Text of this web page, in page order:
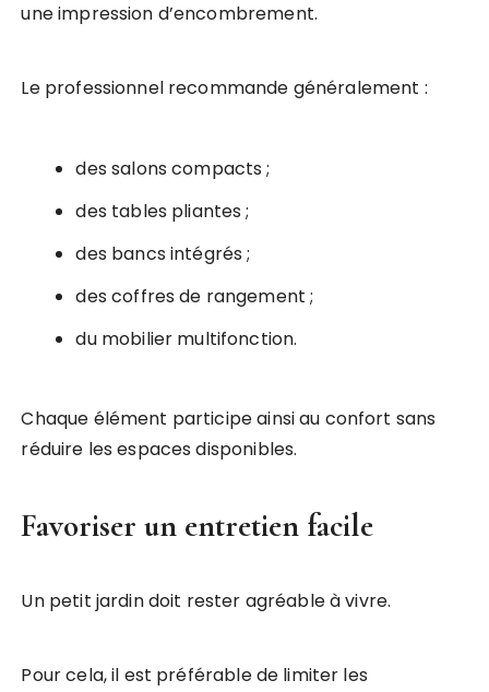
une impression d’encombrement.
Le professionnel recommande généralement :
des salons compacts ;
des tables pliantes ;
des bancs intégrés ;
des coffres de rangement ;
du mobilier multifonction.
Chaque élément participe ainsi au confort sans
réduire les espaces disponibles.
Favoriser un entretien facile
Un petit jardin doit rester agréable à vivre.
Pour cela, il est préférable de limiter les